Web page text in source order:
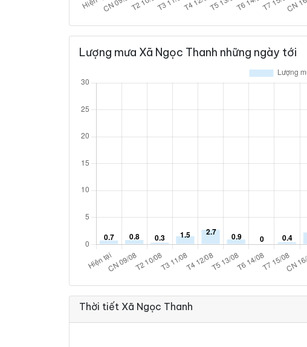
Lượng mưa Xã Ngọc Thanh những ngày tới
Thời tiết Xã Ngọc Thanh